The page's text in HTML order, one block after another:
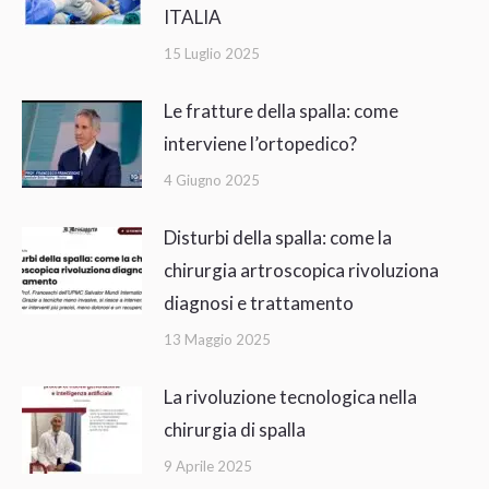
ITALIA
15 Luglio 2025
Le fratture della spalla: come
interviene l’ortopedico?
4 Giugno 2025
Disturbi della spalla: come la
chirurgia artroscopica rivoluziona
diagnosi e trattamento
13 Maggio 2025
La rivoluzione tecnologica nella
chirurgia di spalla
9 Aprile 2025